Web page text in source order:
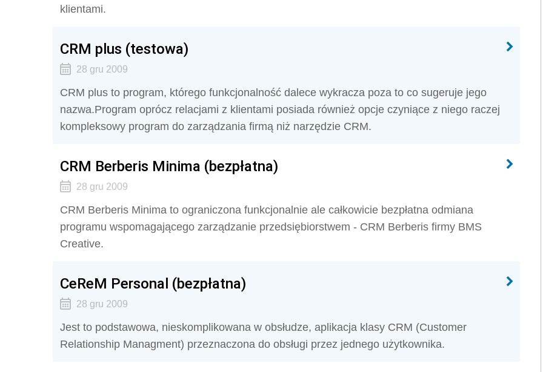
klientami.
CRM plus (testowa)
28 gru 2009
CRM plus to program, którego funkcjonalność dalece wykracza poza to co sugeruje jego
nazwa.Program oprócz relacjami z klientami posiada również opcje czyniące z niego raczej
kompleksowy program do zarządzania firmą niż narzędzie CRM.
CRM Berberis Minima (bezpłatna)
28 gru 2009
CRM Berberis Minima to ograniczona funkcjonalnie ale całkowicie bezpłatna odmiana
programu wspomagającego zarządzanie przedsiębiorstwem - CRM Berberis firmy BMS
Creative.
CeReM Personal (bezpłatna)
28 gru 2009
Jest to podstawowa, nieskomplikowana w obsłudze, aplikacja klasy CRM (Customer
Relationship Managment) przeznaczona do obsługi przez jednego użytkownika.